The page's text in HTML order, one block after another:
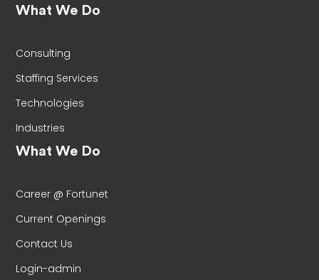
What We Do
Consulting
Staffing Services
Technologies
Industries
What We Do
Career @ Fortunet
Current Openings
Contact Us
Login-admin